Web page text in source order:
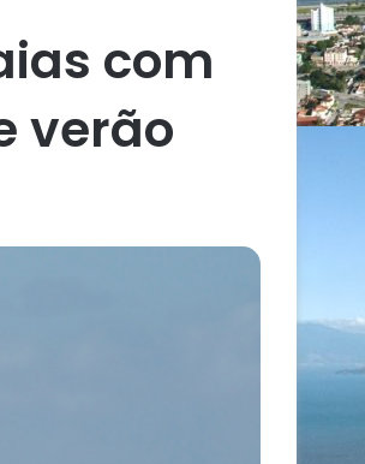
com
verão